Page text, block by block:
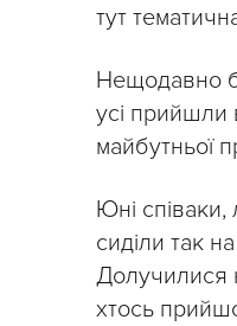
тут
Нещодавно
усі прийшли
майбутньої
Юні співаки,
сиділи так
Долучилися
хтось